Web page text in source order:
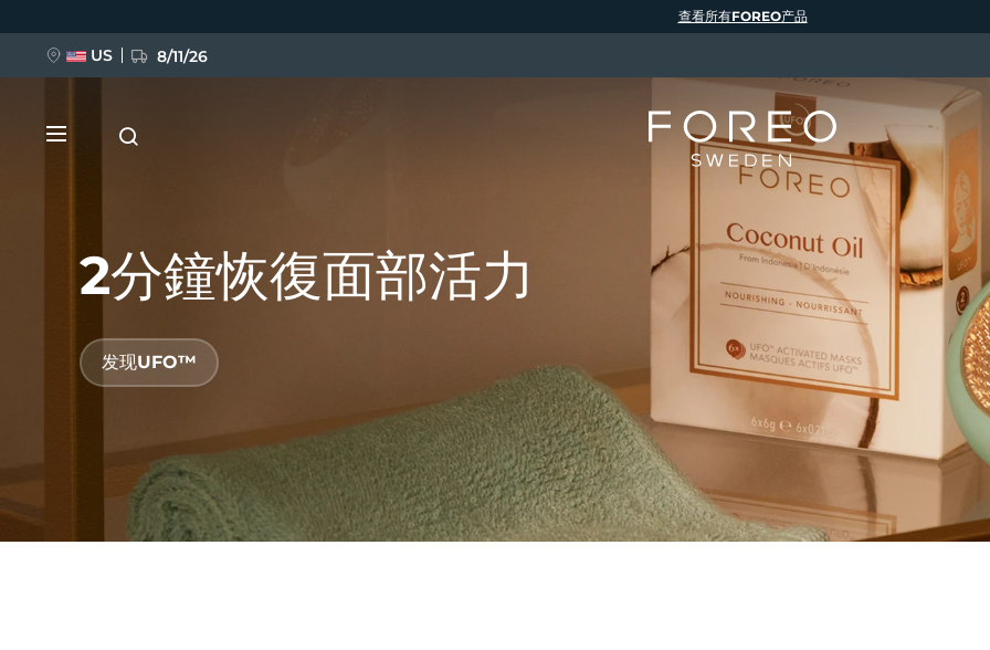
容
2分鐘恢復面部活力
发现UFO™
查看所有FOREO产品
US 8/11/26
BREAKING NEWS